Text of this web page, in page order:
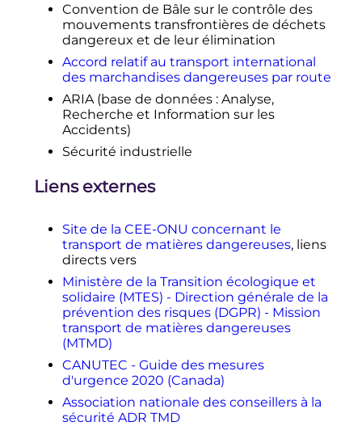
Convention de Bâle sur le contrôle des
mouvements transfrontières de déchets
dangereux et de leur élimination
Accord relatif au transport international
des marchandises dangereuses par route
ARIA (base de données : Analyse,
Recherche et Information sur les
Accidents)
Sécurité industrielle
Liens externes
Site de la CEE-ONU concernant le
transport de matières dangereuses, liens
directs vers
Ministère de la Transition écologique et
solidaire (MTES) - Direction générale de la
prévention des risques (DGPR) - Mission
transport de matières dangereuses
(MTMD)
CANUTEC - Guide des mesures
d'urgence 2020 (Canada)
Association nationale des conseillers à la
sécurité ADR TMD